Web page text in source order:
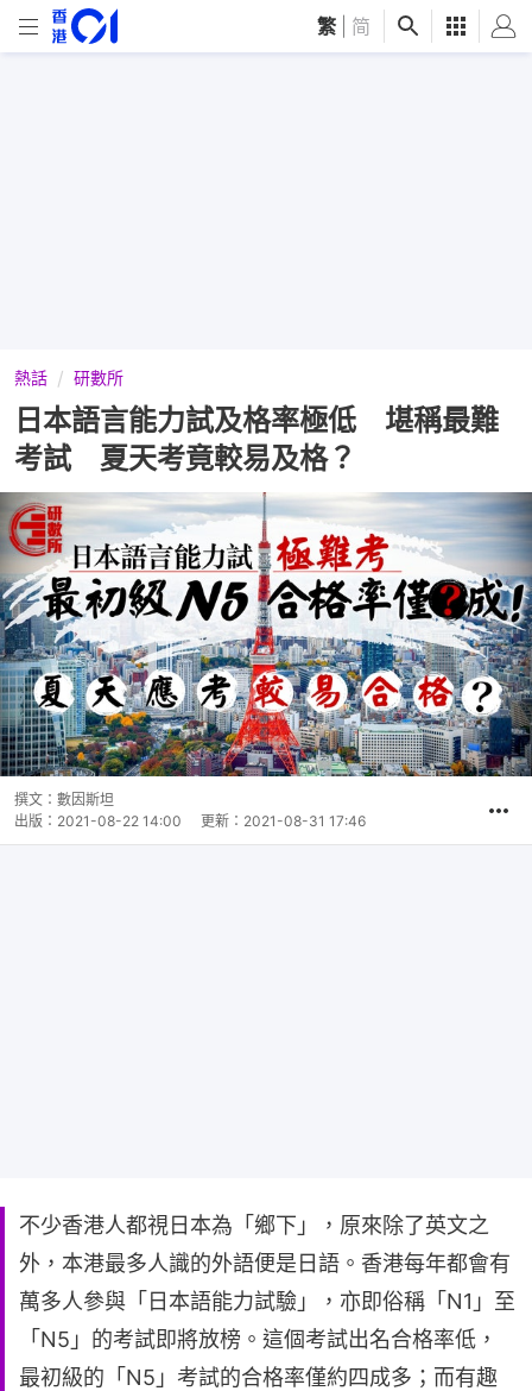
繁 简
熱話 研數所
日本語言能力試及格率極低 堪稱最難
考試 夏天考竟較易及格？
撰文： 數因斯坦
出版： 2021-08-22 14:00 更新： 2021-08-31 17:46
不少香港人都視日本為「鄉下」，原來除了英文之
外，本港最多人識的外語便是日語。香港每年都會有
萬多人參與「日本語能力試驗」，亦即俗稱「N1」至
「N5」的考試即將放榜。這個考試出名合格率低，
最初級的「N5」考試的合格率僅約四成多；而有趣